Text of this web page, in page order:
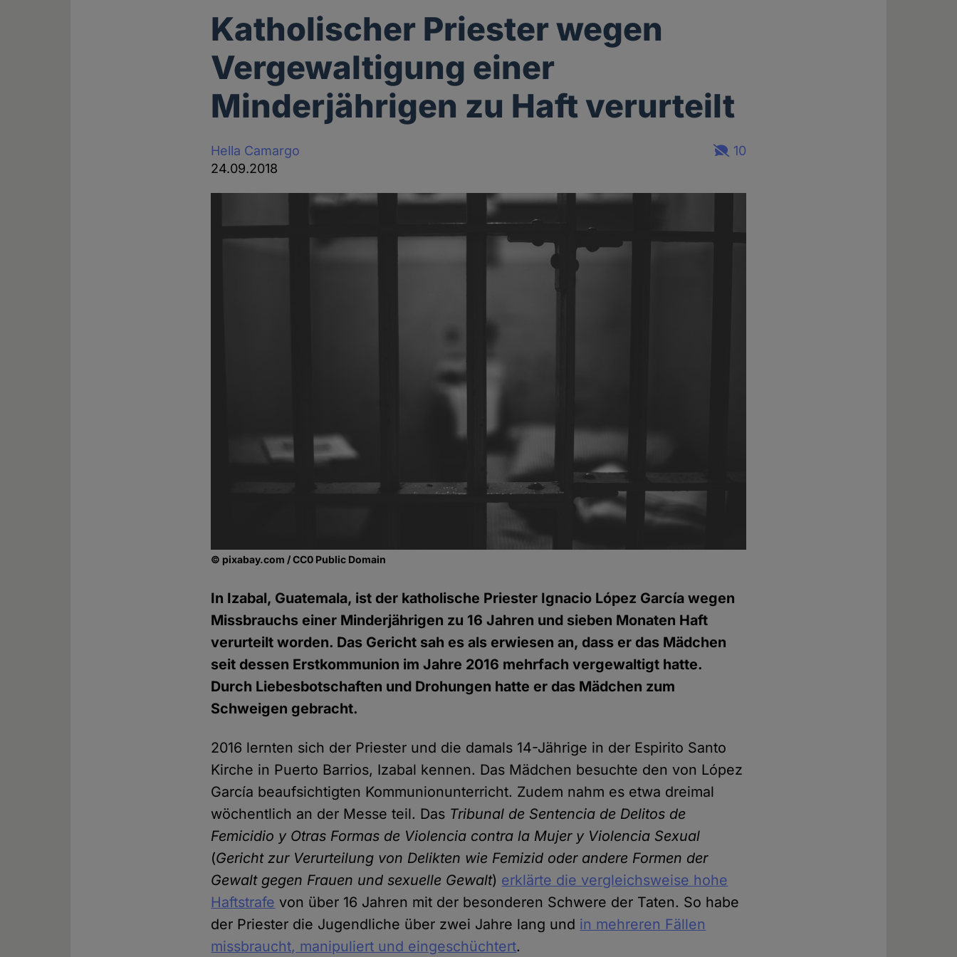
Katholischer Priester wegen
Vergewaltigung einer
Minderjährigen zu Haft verurteilt
Hella Camargo
24.09.2018
10
© pixabay.com / CC0 Public Domain
In Izabal, Guatemala, ist der katholische Priester Ignacio López García wegen
Missbrauchs einer Minderjährigen zu 16 Jahren und sieben Monaten Haft
verurteilt worden. Das Gericht sah es als erwiesen an, dass er das Mädchen
seit dessen Erstkommunion im Jahre 2016 mehrfach vergewaltigt hatte.
Durch Liebesbotschaften und Drohungen hatte er das Mädchen zum
Schweigen gebracht.
2016 lernten sich der Priester und die damals 14-Jährige in der Espirito Santo
Kirche in Puerto Barrios, Izabal kennen. Das Mädchen besuchte den von López
García beaufsichtigten Kommunionunterricht. Zudem nahm es etwa dreimal
wöchentlich an der Messe teil. Das Tribunal de Sentencia de Delitos de
Femicidio y Otras Formas de Violencia contra la Mujer y Violencia Sexual
(Gericht zur Verurteilung von Delikten wie Femizid oder andere Formen der
Gewalt gegen Frauen und sexuelle Gewalt) erklärte die vergleichsweise hohe
Haftstrafe von über 16 Jahren mit der besonderen Schwere der Taten. So habe
der Priester die Jugendliche über zwei Jahre lang und in mehreren Fällen
missbraucht, manipuliert und eingeschüchtert.